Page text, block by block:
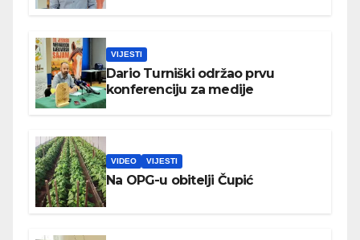
VIJESTI
Dario Turniški održao prvu
konferenciju za medije
VIDEO VIJESTI
Na OPG-u obitelji Čupić